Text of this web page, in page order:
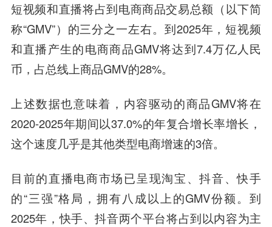
短视频和直播将占到电商商品交易总额（以下简
称“GMV”）的三分之一左右。到2025年，短视频
和直播产生的电商商品GMV将达到7.4万亿人民
币，占总线上商品GMV的28%。
上述数据也意味着，内容驱动的商品GMV将在
2020-2025年期间以37.0%的年复合增长率增长，
这个速度几乎是其他类型电商增速的3倍。
目前的直播电商市场已呈现淘宝、抖音、快手
的“三强”格局，拥有八成以上的GMV份额。到
2025年，快手、抖音两个平台将占到以内容为主